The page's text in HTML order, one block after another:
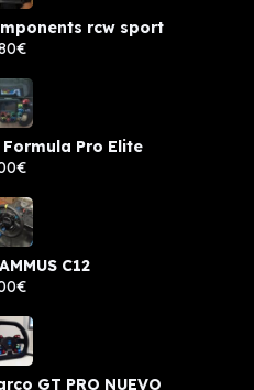
rcw sport
Pro Elite
C12
GT PRO NUEVO